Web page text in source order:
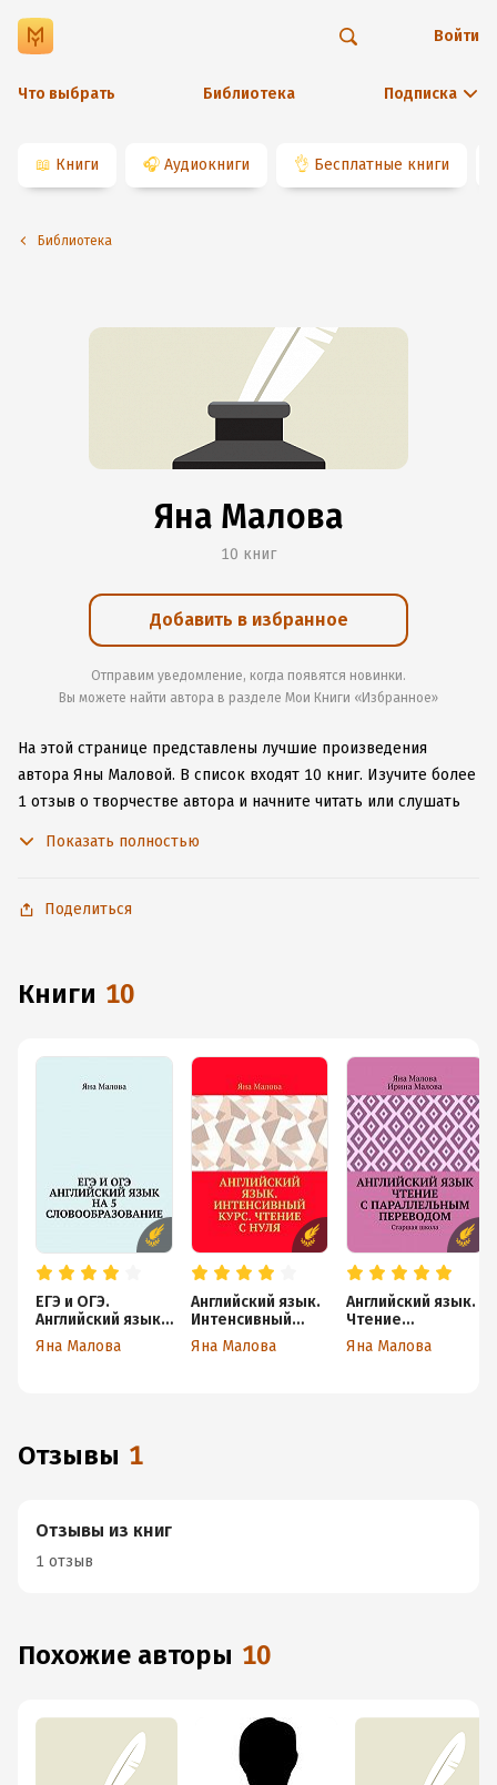
Что выбрать Библиотека Подписка
Войти
📖 Книги 🎧 Аудиокниги 👌 Бесплатные книги
Библиотека
Яна Малова
10 книг
Добавить в избранное
Отправим уведомление, когда появятся новинки.
Вы можете найти автора в разделе Мои Книги «Избранное»
На этой странице представлены лучшие произведения
автора Яны Маловой. В список входят 10 книг. Изучите более
1 отзыв о творчестве автора и начните читать или слушать
подключения к интернету.
Показать полностью
Поделиться
книги 10
ЕГЭ и ОГЭ.
Английский язык
на 5.
Словообразован
Яна Малова
Английский язык.
Интенсивный
курс. Чтение
с нуля
Яна Малова
Английский язык.
Чтение
с параллельным
переводом.
Яна Малова
Отзывы 1
Отзывы из книг
1 отзыв
Похожие авторы 10